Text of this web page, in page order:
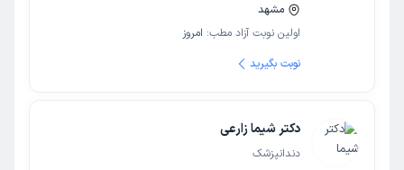
مشهد
اولین نوبت آزاد مطب: امروز
نوبت بگیرید
دکتر شیما زارعی
دندانپزشک